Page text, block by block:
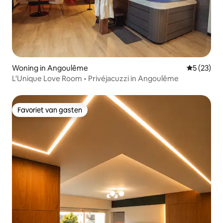
Woning in Angoulême
5 (23)
L'Unique Love Room • Privéjacuzzi in Angoulême
Favoriet van gasten
Favoriet van gasten